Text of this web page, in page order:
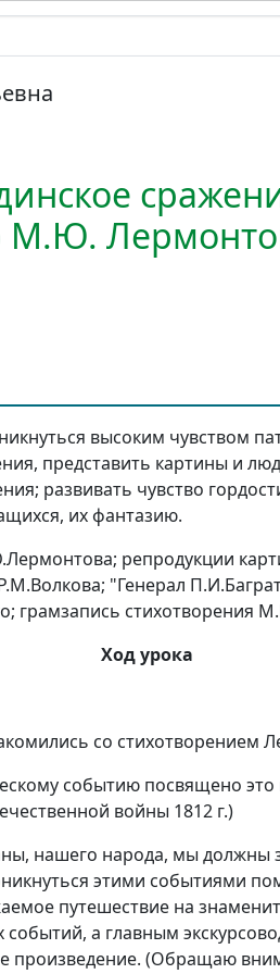
М.Ю.
высоким чувством
представить картины и
развивать чувство
их фантазию.
репродукции
"Генерал
грамзапись
Ход урока
со стихотворением
событию посвящено
войны 1812 г.)
нашего народа, мы должны
этими событиями
путешествие на
а главным
произведение. (Обращаю